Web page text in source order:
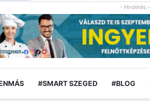
- Hirdetés -
#SMART SZEGED #BLOG